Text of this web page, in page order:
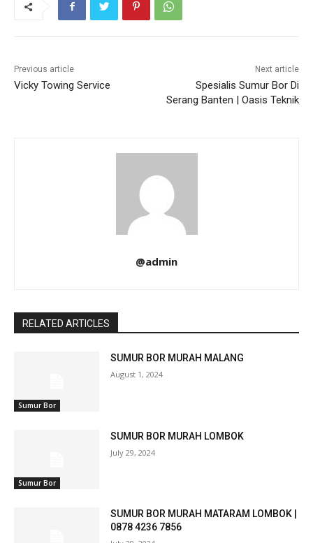
Previous article
Vicky Towing Service
Next article
Spesialis Sumur Bor Di
Serang Banten | Oasis Teknik
@admin
RELATED ARTICLES
Sumur Bor
SUMUR BOR MURAH MALANG
August 1, 2024
Sumur Bor
SUMUR BOR MURAH LOMBOK
July 29, 2024
SUMUR BOR MURAH MATARAM LOMBOK |
0878 4236 7856